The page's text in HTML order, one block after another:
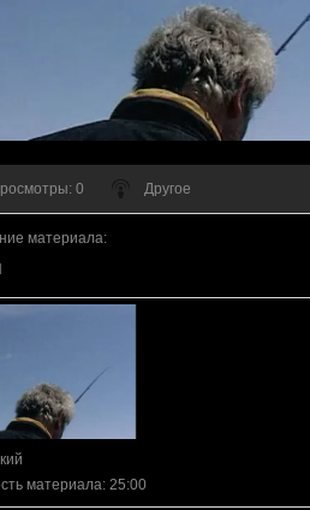
: 0 Другое
материала:
материала: 25:00